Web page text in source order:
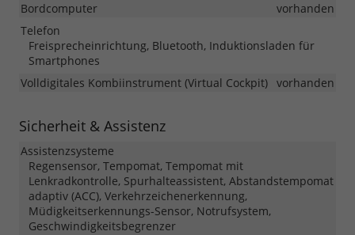
Bordcomputer
vorhanden
Telefon
Freisprecheinrichtung, Bluetooth, Induktionsladen für
Smartphones
Volldigitales Kombiinstrument (Virtual Cockpit) vorhanden
Sicherheit & Assistenz
Assistenzsysteme
Regensensor, Tempomat, Tempomat mit
Lenkradkontrolle, Spurhalteassistent, Abstandstempomat
adaptiv (ACC), Verkehrzeichenerkennung,
Müdigkeitserkennungs-Sensor, Notrufsystem,
Geschwindigkeitsbegrenzer